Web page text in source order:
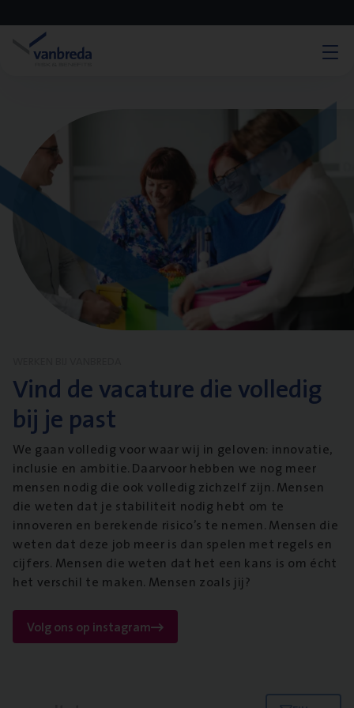
Vind de vacature die volledig
bij je past
We gaan volledig voor waar wij in geloven: innovatie,
inclusie en ambitie. Daarvoor hebben we nog meer
mensen nodig die ook volledig zichzelf zijn. Mensen
die weten dat je stabiliteit nodig hebt om te
innoveren en berekende risico’s te nemen. Mensen die
weten dat deze job meer is dan spelen met regels en
cijfers. Mensen die weten dat het een kans is om écht
het verschil te maken. Mensen zoals jij?
Volg ons op instagram